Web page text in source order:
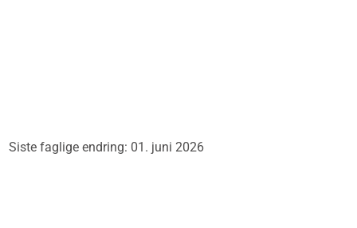
Siste faglige endring: 01. juni 2026